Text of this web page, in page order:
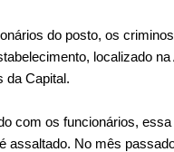
do posto, os
localizado
da Capital.
com os funcionários,
assaltado. No mês